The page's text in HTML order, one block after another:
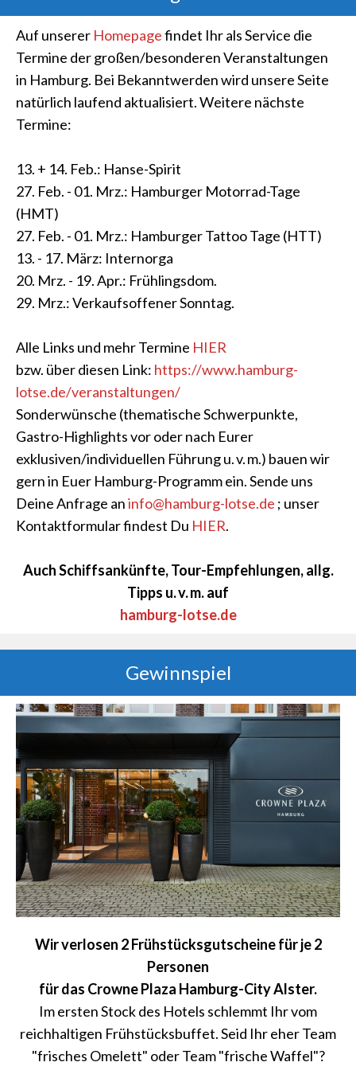
Auf unserer Homepagefindet Ihr als Service die
Termine der großen/besonderen Veranstaltungen
in Hamburg. Bei Bekanntwerden wird unsere Seite
natürlich laufend aktualisiert. Weitere nächste
Termine:
13. + 14. Feb.: Hanse-Spirit
27. Feb. - 01. Mrz.: Hamburger Motorrad-Tage
(HMT)
27. Feb. - 01. Mrz.: Hamburger Tattoo Tage (HTT)
13. - 17. März: Internorga
20. Mrz. - 19. Apr.: Frühlingsdom.
29. Mrz.: Verkaufsoffener Sonntag.
Alle Links und mehr Termine HIER
bzw. über diesen Link: https://www.hamburg-
lotse.de/veranstaltungen/
Sonderwünsche (thematische Schwerpunkte,
Gastro-Highlights vor oder nach Eurer
exklusiven/individuellen Führung u. v. m.) bauen wir
gern in Euer Hamburg-Programm ein. Sende uns
Deine Anfrage aninfo@hamburg-lotse.de ; unser
Kontaktformular findest Du HIER.
Auch Schiffsankünfte, Tour-Empfehlungen, allg.
Tipps u. v. m. auf
hamburg-lotse.de
Gewinnspiel
Wir verlosen 2 Frühstücksgutscheine für je 2
Personen
für das Crowne Plaza Hamburg-City Alster.
Im ersten Stock des Hotels schlemmt Ihr vom
reichhaltigen Frühstücksbuffet. Seid Ihr eher Team
"frisches Omelett" oder Team "frische Waffel"?